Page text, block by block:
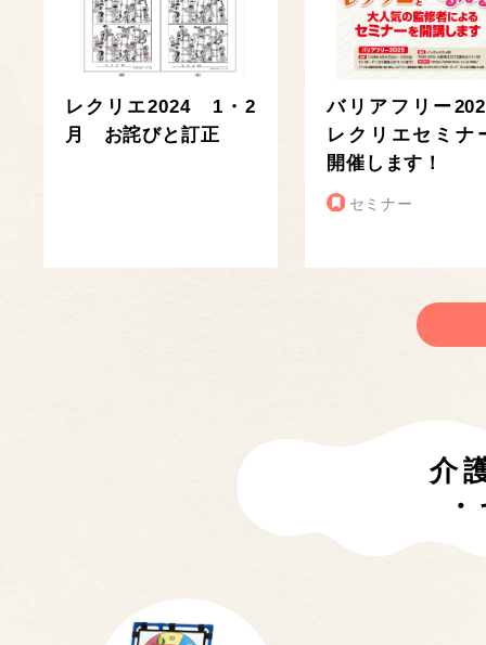
レクリエ2024 1・2
月 お詫びと訂正
バリアフリー
レクリエセミナ
開催します！
セミナー
介